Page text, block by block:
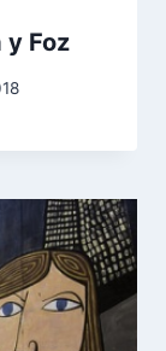
y Foz